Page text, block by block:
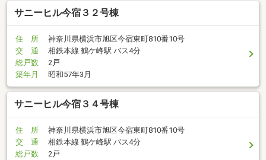
サニーヒル今宿３２号棟
住 所
神奈川県横浜市旭区今宿東町810番10号
交 通
相鉄本線 鶴ケ峰駅 バス4分
総戸数
2戸
築年月
昭和57年3月
サニーヒル今宿３４号棟
住 所
神奈川県横浜市旭区今宿東町810番10号
交 通
相鉄本線 鶴ケ峰駅 バス4分
総戸数
2戸